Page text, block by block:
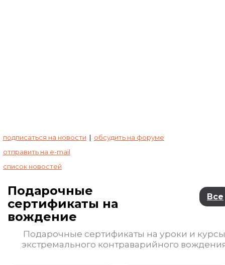
подписаться на новости | обсудить на форуме
отправить на e-mail
список новостей
Подарочные
сертификаты на
вождение
Все
Подарочные сертификаты на уроки и курсы
экстремального контраварийного